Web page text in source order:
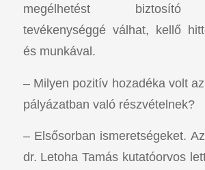
megélhetést biztosító
tevékenységgé válhat, kellő
és munkával.
– Milyen pozitív hozadéka volt
pályázatban való részvételnek?
– Elsősorban ismeretségeket.
dr. Letoha Tamás kutatóorvos